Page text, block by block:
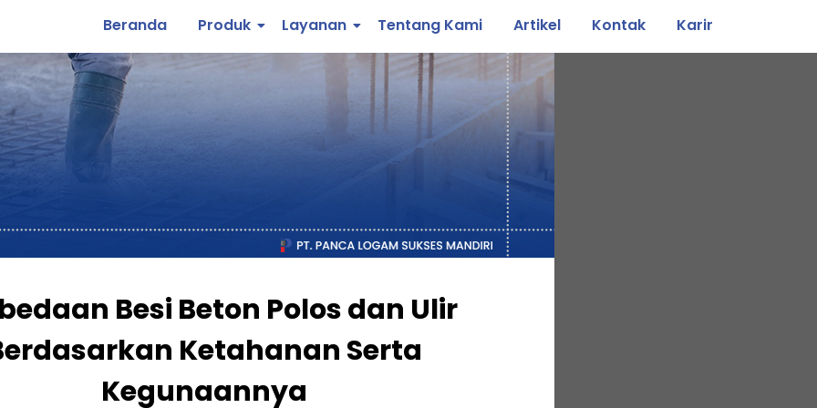
Beranda Produk Layanan Tentang Kami Artikel Kontak Karir
Besi Beton Polos dan Ulir
Ketahanan Serta
Kegunaannya